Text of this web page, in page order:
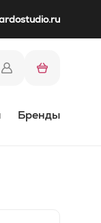
Бренды